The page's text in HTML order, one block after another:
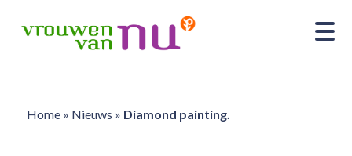
Home» Nieuws » Diamond painting.